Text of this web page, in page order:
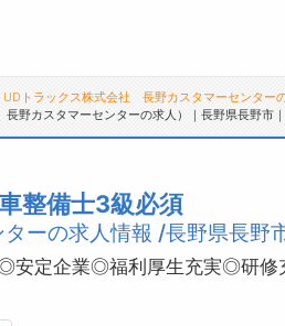
援サービス
ウハウ(応募書類の書き方・面接対策な
UDトラックス株式会社 長野カスタマーセンター
野カスタマーセンターの求人）｜長野県長野市
整備士3級必須
ーの求人情報 /長野県長野
安定企業◎福利厚生充実◎研